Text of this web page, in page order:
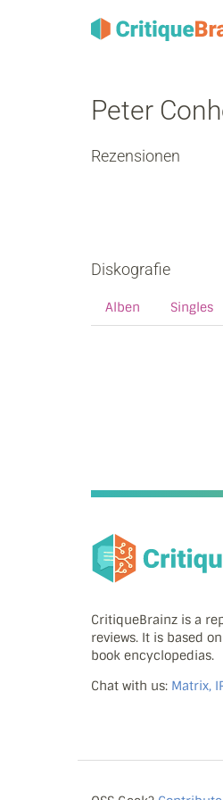
Peter
Rezensionen
Diskografie
Alben Singles
CritiqueBrainz is a
reviews. It is based
book encyclopedias.
Chat with us: Matrix,